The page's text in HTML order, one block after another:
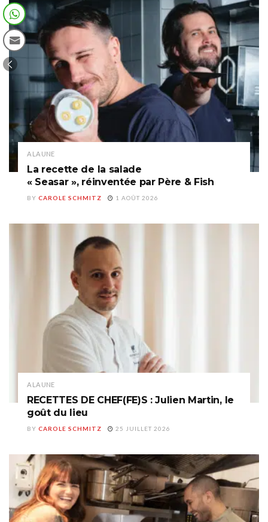
A LA UNE
La recette de la salade
« Seasar », réinventée par Père & Fish
BY CAROLE SCHMITZ 1 AOÛT 2026
A LA UNE
RECETTES DE CHEF(FE)S : Julien Martin, le
goût du lieu
BY CAROLE SCHMITZ 25 JUILLET 2026